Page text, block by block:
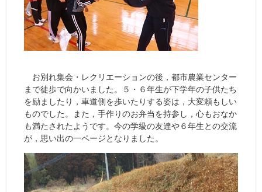
お別れ集会・レクリエーションの後，都市農業センター
まで徒歩で向かいました。５・６年生が下学年の子供たち
を励ましたり，車道側を歩いたりする姿は，大変頼もしい
ものでした。また，手作りのお弁当を持参し，心もおなか
も満たされたようです。今の学級の友達や６年生との交流
が，思い出の一ページとなりました。